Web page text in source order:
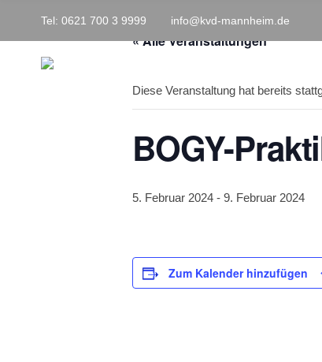
Tel: 0621 700 3 9999 info@kvd-mannheim.de
« Alle Veranstaltungen
Diese Veranstaltung hat bereits
BOGY-
5. Februar 2024 - 9. Februar 2024
Zum Kalender hinzufügen